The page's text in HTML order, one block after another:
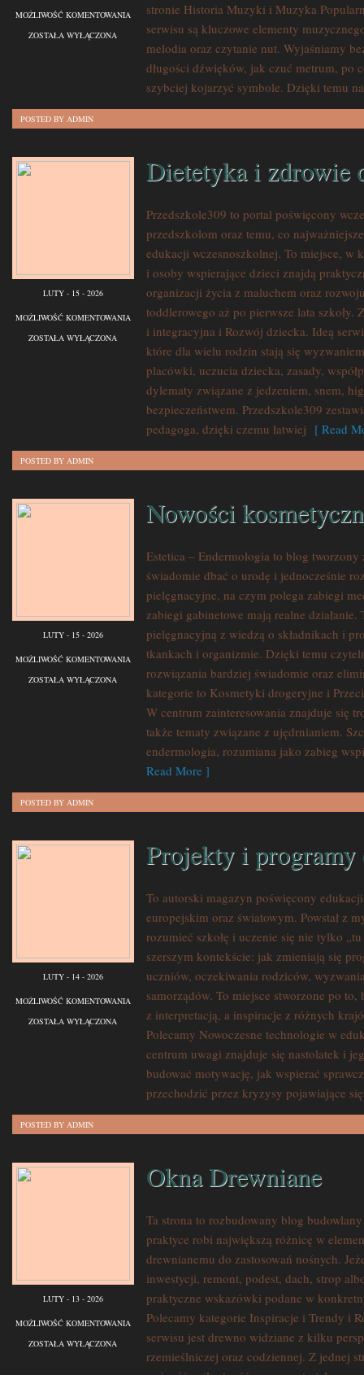
MOŻLIWOŚĆ KOMENTOWANIA ROZGRZEWKI
ĆWICZENIA
WOKALNE
ZOSTAŁA WYŁĄCZONA
stronie Historia Muzyki i Muzyka
serwisu są kluczowe elementy
melodia oraz czytanie nut. Wyjaśniamy
długości dźwięków, jak czuć metrum, po
szybciej kojarzyć symbole. Dzięki temu
POSTED BY ADMIN
LUTY - 15 - 2026
MOŻLIWOŚĆ KOMENTOWANIA DIETETYKA
ZDROWIE
DZIECKA
ZOSTAŁA WYŁĄCZONA
Dietetyka i zdrowie
Przedszkole309 to portal poświęcony
przedszkolom oraz temu, co
edukacji wczesnoszkolnej. To miejsce, w
i osoby wspierające dzieci znajdą
organizacji życia z maluchem oraz
toddlerowego aż po pierwsze lata szkoły.
i integracyjna i Rozwój dziecka. Ideą
które dla wielu rodzin stają się
placówki, uczucia dziecka, zasady,
dylematy związane z jedzeniem, snem,
bezpieczeństwem. Przedszkole309
pedagoga, dzięki czemu łatwiej [ Read
POSTED BY ADMIN
LUTY - 15 - 2026
MOŻLIWOŚĆ KOMENTOWANIA NOWOŚCI
KOSMETYCZNE
ZOSTAŁA WYŁĄCZONA
Nowości
Estetica – Endermologia to blog
świadomie dbać o urodę i jednocześnie
pielęgnacyjne, na czym polega zabiegi
zabiegi gabinetowe mają realne
pielęgnacyjną z wiedzą o składnikach i
tkankach i organizmie. Dzięki temu
rozwiązania bardziej świadomie oraz
kategorie to Kosmetyki drogeryjne i
W centrum zainteresowania znajduje się
także tematy związane z ujędrnianiem.
endermologia, rozumiana jako zabieg
Read More ]
POSTED BY ADMIN
LUTY - 14 - 2026
MOŻLIWOŚĆ KOMENTOWANIA PROJEKTY
PROGRAMY
EDUKACYJNE
ZOSTAŁA WYŁĄCZONA
Projekty i programy
To autorski magazyn poświęcony
europejskim oraz światowym. Powstał z
rozumieć szkołę i uczenie się nie tylko
szerszym kontekście: jak zmieniają się
uczniów, oczekiwania rodziców,
samorządów. To miejsce stworzone po to,
z interpretacją, a inspiracje z różnych
Polecamy Nowoczesne technologie w
centrum uwagi znajduje się nastolatek i
budować motywację, jak wspierać
przechodzić przez kryzysy pojawiające
POSTED BY ADMIN
LUTY - 13 - 2026
MOŻLIWOŚĆ KOMENTOWANIA OKNA
DREWNIANE
ZOSTAŁA WYŁĄCZONA
Okna Drewniane
Ta strona to rozbudowany blog
praktyce robi największą różnicę w
drewnianemu do zastosowań nośnych.
inwestycji, remont, podest, dach, strop
praktyczne wskazówki podane w
Polecamy kategorie Inspiracje i Trendy i
serwisu jest drewno widziane z kilku
rzemieślniczej oraz codziennej. Z jednej